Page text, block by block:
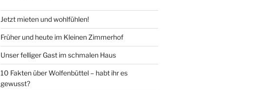
Jetzt mieten und wohlfühlen!
Früher und heute im Kleinen Zimmerhof
Unser felliger Gast im schmalen Haus
10 Fakten über Wolfenbüttel – habt ihr es
gewusst?